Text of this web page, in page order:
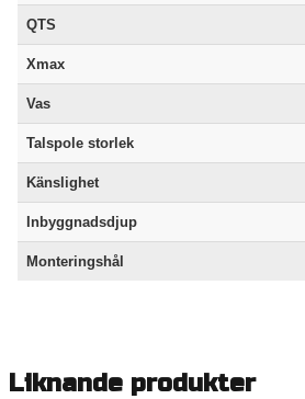
QTS
Xmax
Vas
Talspole storlek
Känslighet
Inbyggnadsdjup
Monteringshål
Liknande produkter